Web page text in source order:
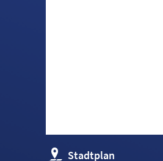
Stadtplan
(Öffnet